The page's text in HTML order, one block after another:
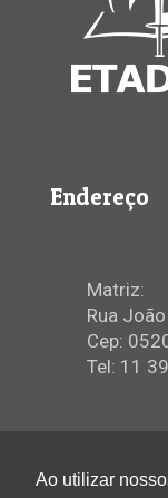
Endereço
Matriz:
Rua
Cep:
Tel: 11
Ao utilizar